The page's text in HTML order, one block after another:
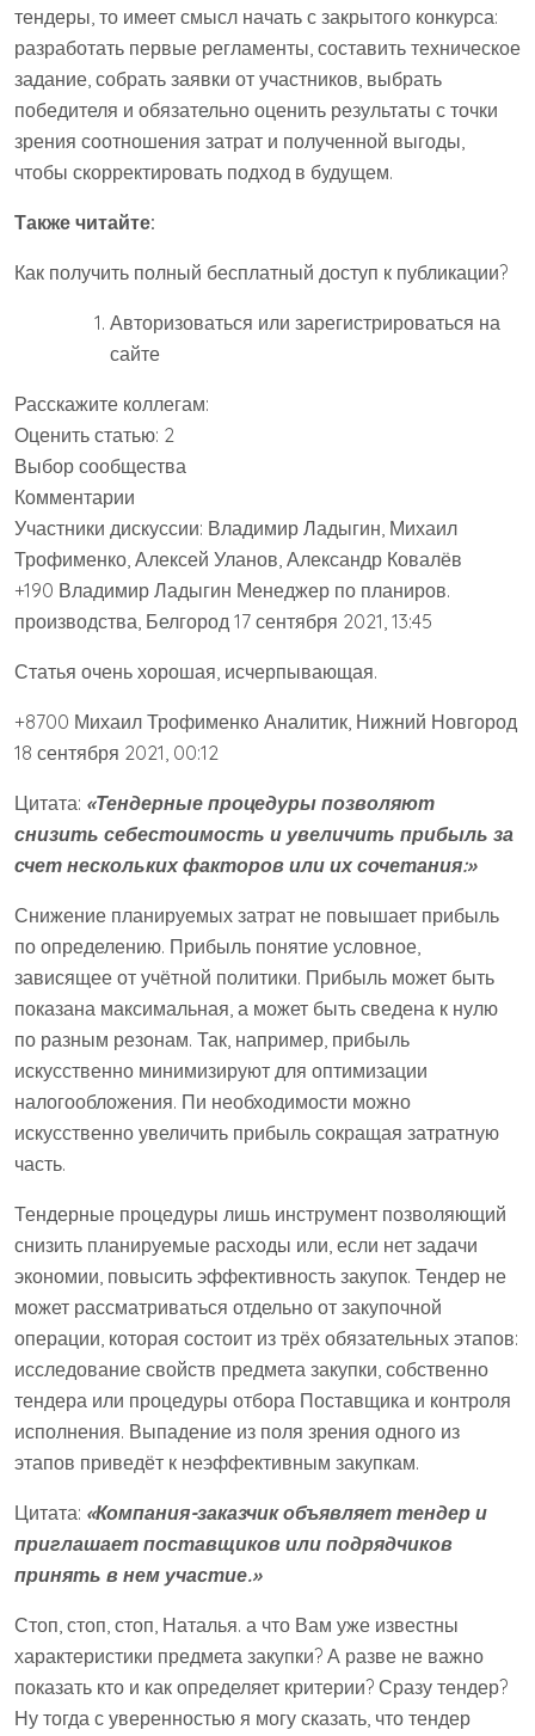
тендеры, то имеет смысл начать с закрытого конкурса:
разработать первые регламенты, составить техническое
задание, собрать заявки от участников, выбрать
победителя и обязательно оценить результаты с точки
зрения соотношения затрат и полученной выгоды,
чтобы скорректировать подход в будущем.
Также читайте:
Как получить полный бесплатный доступ к публикации?
Авторизоваться или зарегистрироваться на
сайте
Расскажите коллегам:
Оценить статью: 2
Выбор сообщества
Комментарии
Участники дискуссии: Владимир Ладыгин, Михаил
Трофименко, Алексей Уланов, Александр Ковалёв
+190 Владимир Ладыгин Менеджер по планиров.
производства, Белгород 17 сентября 2021, 13:45
Статья очень хорошая, исчерпывающая.
+8700 Михаил Трофименко Аналитик, Нижний Новгород
18 сентября 2021, 00:12
Цитата: «Тендерные процедуры позволяют
снизить себестоимость и увеличить прибыль за
счет нескольких факторов или их сочетания:»
Снижение планируемых затрат не повышает прибыль
по определению. Прибыль понятие условное,
зависящее от учётной политики. Прибыль может быть
показана максимальная, а может быть сведена к нулю
по разным резонам. Так, например, прибыль
искусственно минимизируют для оптимизации
налогообложения. Пи необходимости можно
искусственно увеличить прибыль сокращая затратную
часть.
Тендерные процедуры лишь инструмент позволяющий
снизить планируемые расходы или, если нет задачи
экономии, повысить эффективность закупок. Тендер не
может рассматриваться отдельно от закупочной
операции, которая состоит из трёх обязательных этапов:
исследование свойств предмета закупки, собственно
тендера или процедуры отбора Поставщика и контроля
исполнения. Выпадение из поля зрения одного из
этапов приведёт к неэффективным закупкам.
Цитата: «Компания-заказчик объявляет тендер и
приглашает поставщиков или подрядчиков
принять в нем участие.»
Стоп, стоп, стоп, Наталья. а что Вам уже известны
характеристики предмета закупки? А разве не важно
показать кто и как определяет критерии? Сразу тендер?
Ну тогда с уверенностью я могу сказать, что тендер